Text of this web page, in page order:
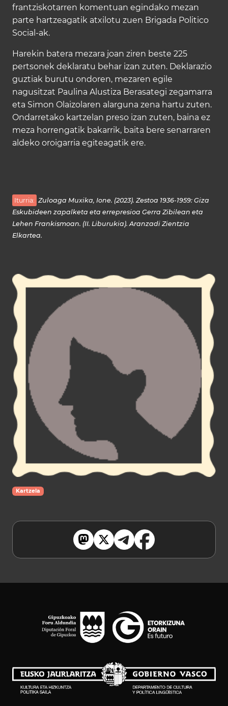
frantziskotarren komentuan egindako mezan
parte hartzeagatik atxilotu zuen Brigada Politico
Social-ak.
Harekin batera mezara joan ziren beste 225
pertsonek deklaratu behar izan zuten. Deklarazio
guztiak burutu ondoren, mezaren egile
nagusitzat Paulina Alustiza Berasategi zegamarra
eta Simon Olaizolaren alarguna zena hartu zuten.
Ondarretako kartzelan preso izan zuten, baina ez
meza horrengatik bakarrik, baita bere senarraren
aldeko oroigarria egiteagatik ere.
Iturria: Zuloaga Muxika, Ione. (2023). Zestoa 1936-1959: Giza
Eskubideen zapalketa eta errepresioa Gerra Zibilean eta
Lehen Frankismoan. (II. Liburukia). Aranzadi Zientzia
Elkartea.
Kartzela